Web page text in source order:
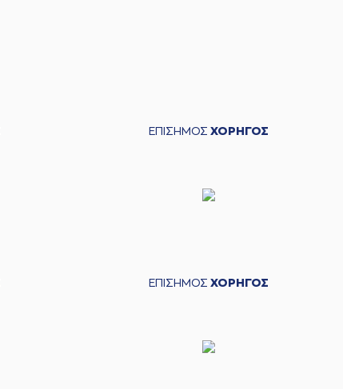
ΕΠΙΣΗΜΟΣ ΧΟΡΗΓΟΣ
ΕΠΙΣΗΜΟΣ ΧΟΡΗΓΟΣ